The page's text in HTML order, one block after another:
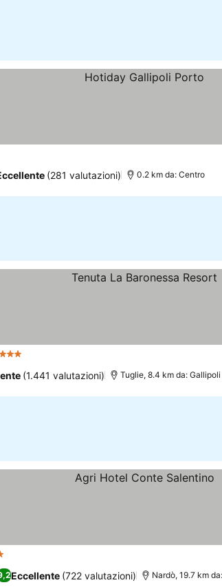
(281 valutazioni) 0.2 km da: Centro
(1.441 valutazioni) Tuglie, 8.4 km da: Gallipoli
Eccellente (722 valutazioni) Nardò, 19.7 km